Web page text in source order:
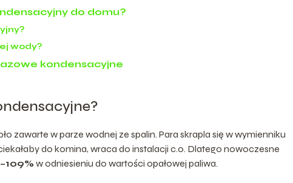
do domu?
wody?
kondensacyjne
zawarte w parze wodnej ze spalin. Para skrapla się w wymienniku
do komina, wraca do instalacji c.o. Dlatego nowoczesne
w odniesieniu do wartości opałowej paliwa.